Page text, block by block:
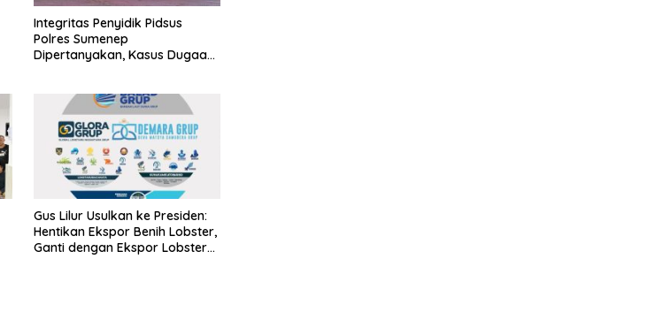
Integritas Penyidik Pidsus
Polres Sumenep
Dipertanyakan, Kasus Dugaan
Gus Lilur Usulkan ke Presiden:
Hentikan Ekspor Benih Lobster,
Ganti dengan Ekspor Lobster